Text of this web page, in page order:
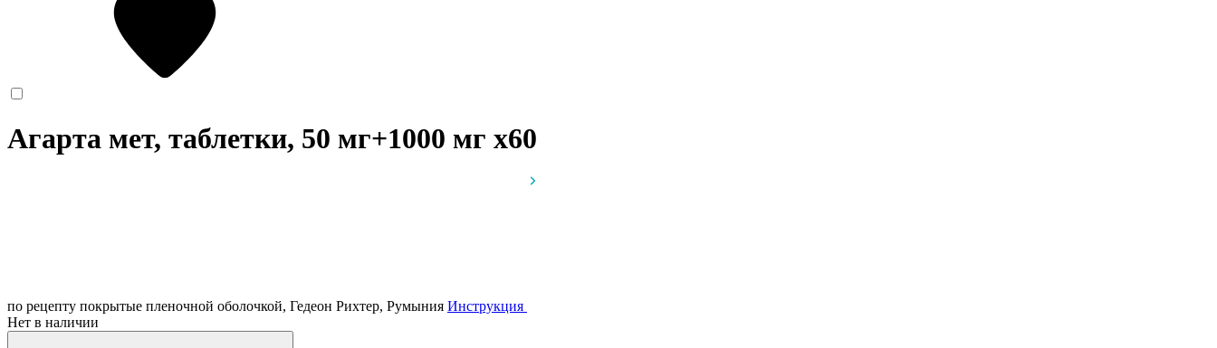
Агарта мет, таблетки, 50 мг+1000 мг x60
по рецепту покрытые пленочной оболочкой, Гедеон Рихтер, Румыния Инструкция
Нет в наличии